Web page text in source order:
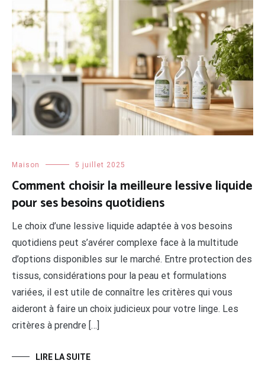
Maison 5 juillet 2025
Comment choisir la meilleure lessive liquide
pour ses besoins quotidiens
Le choix d’une lessive liquide adaptée à vos besoins
quotidiens peut s’avérer complexe face à la multitude
d’options disponibles sur le marché. Entre protection des
tissus, considérations pour la peau et formulations
variées, il est utile de connaître les critères qui vous
aideront à faire un choix judicieux pour votre linge. Les
critères à prendre […]
LIRE LA SUITE